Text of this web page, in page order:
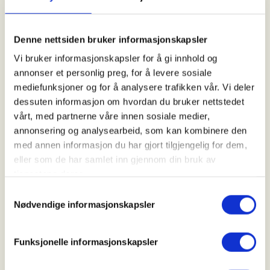
Denne nettsiden bruker informasjonskapsler
Vi bruker informasjonskapsler for å gi innhold og
annonser et personlig preg, for å levere sosiale
mediefunksjoner og for å analysere trafikken vår. Vi deler
dessuten informasjon om hvordan du bruker nettstedet
vårt, med partnerne våre innen sosiale medier,
annonsering og analysearbeid, som kan kombinere den
med annen informasjon du har gjort tilgjengelig for dem,
eller som de har samlet inn gjennom din bruk av
Nødvendige informasjonskapsler
Funksjonelle informasjonskapsler
og bruker bygget. Det medfører både lavere
strømregninger, bedre innemiljø, og det øker gjerne
eiendomsverdien istedenfor å senke den.
I tillegg er det lønnsomt for Norge. Vindmøller
produseres ofte i utlandet. En storsatsing på
effektivisering vil skape mange lokale
arbeidsplasser i byggbransjen over hele landet, med
store økonomiske ringvirkninger. Dette kommer
godt med i en tid med høy arbeidsledighet.
Enighet om at energibruken må ned
Når den mest miljøvennlige energien åpenbart er